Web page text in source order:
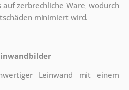
auf zerbrechliche Ware, wodurch
minimiert wird.
Leinwand mit einem